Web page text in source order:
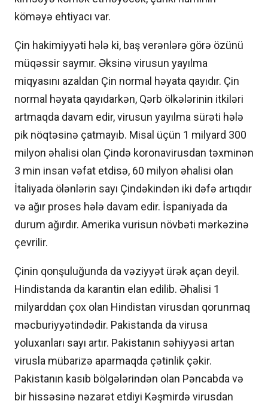
köməyə ehtiyacı var.
Çin hakimiyyəti hələ ki, baş verənlərə görə özünü
müqəssir saymır. Əksinə virusun yayılma
miqyasını azaldan Çin normal həyata qayıdır. Çin
normal həyata qayıdarkən, Qərb ölkələrinin itkiləri
artmaqda davam edir, virusun yayılma sürəti hələ
pik nöqtəsinə çatmayıb. Misal üçün 1 milyard 300
milyon əhalisi olan Çində koronavirusdan təxminən
3 min insan vəfat etdisə, 60 milyon əhalisi olan
İtaliyada ölənlərin sayı Çindəkindən iki dəfə artıqdır
və ağır proses hələ davam edir. İspaniyada da
durum ağırdır. Amerika vurisun növbəti mərkəzinə
çevrilir.
Çinin qonşuluğunda da vəziyyət ürək açan deyil.
Hindistanda da karantin elan edilib. Əhalisi 1
milyarddan çox olan Hindistan virusdan qorunmaq
məcburiyyətindədir. Pakistanda da virusa
yoluxanları sayı artır. Pakistanın səhiyyəsi artan
virusla mübarizə aparmaqda çətinlik çəkir.
Pakistanın kasıb bölgələrindən olan Pəncabda və
bir hissəsinə nəzarət etdiyi Kəşmirdə virusdan